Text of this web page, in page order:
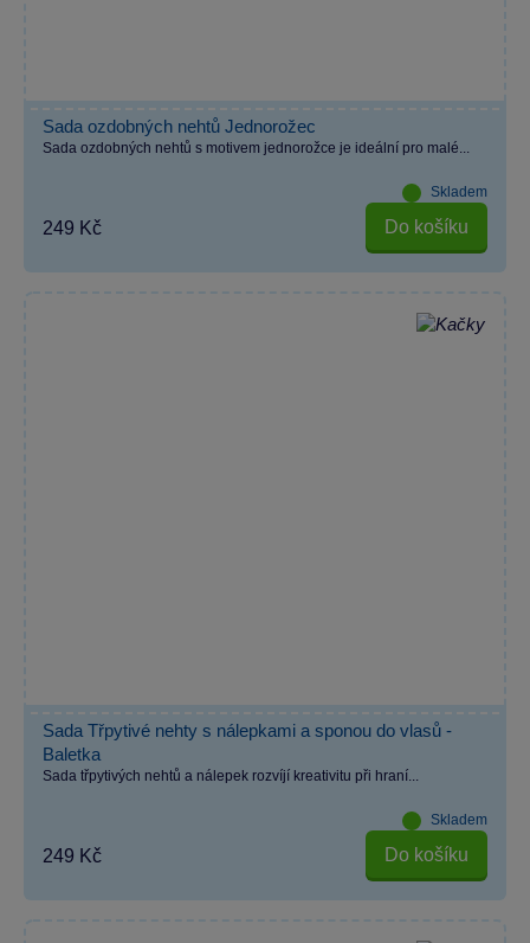
Sada ozdobných nehtů Jednorožec
Sada ozdobných nehtů s motivem jednorožce je ideální pro malé...
Skladem
249 Kč Do košíku
Sada Třpytivé nehty s nálepkami a sponou do vlasů -
Baletka
Sada třpytivých nehtů a nálepek rozvíjí kreativitu při hraní...
Skladem
249 Kč Do košíku